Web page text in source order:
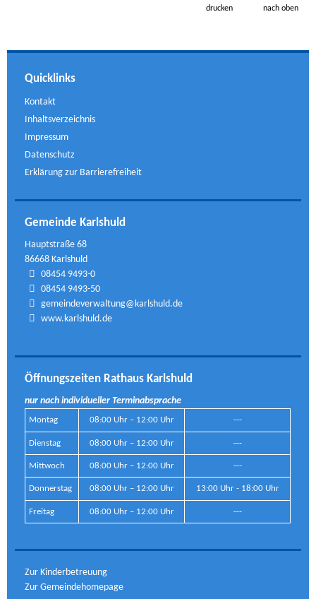
drucken nach oben
Quicklinks
Kontakt
Inhaltsverzeichnis
Impressum
Datenschutz
Erklärung zur Barrierefreiheit
Gemeinde Karlshuld
Hauptstraße 68
86668 Karlshuld
08454 9493-0
08454 9493-50
gemeindeverwaltung@karlshuld.de
www.karlshuld.de
Öffnungszeiten Rathaus Karlshuld
nur nach individueller Terminabsprache
Montag 08:00 Uhr – 12:00 Uhr ---
Dienstag 08:00 Uhr – 12:00 Uhr ---
Mittwoch 08:00 Uhr – 12:00 Uhr ---
Donnerstag 08:00 Uhr – 12:00 Uhr 13:00 Uhr - 18:00 Uhr
Freitag 08:00 Uhr – 12:00 Uhr ---
Zur Kinderbetreuung
Zur Gemeindehomepage